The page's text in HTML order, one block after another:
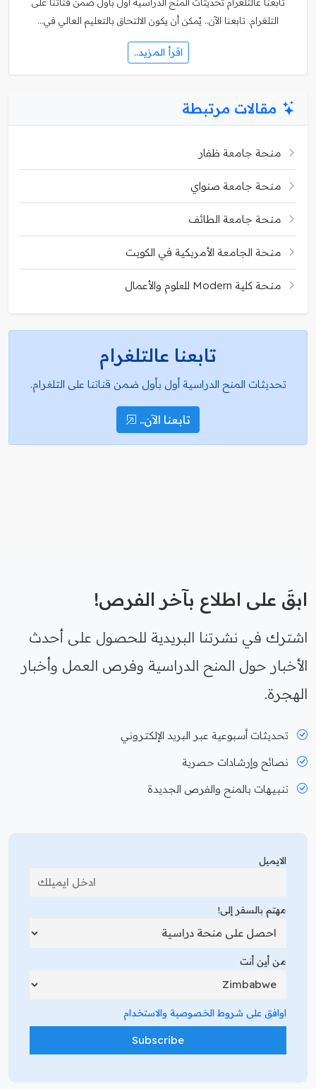
التلغرام. تابعنا الآن.. يُمكن أن يكون الالتحاق بالتعليم العالي في…
اقرأ المزيد..
مقالات مرتبطة
منحة جامعة ظفار
منحة جامعة صنواي
منحة جامعة الطائف
منحة الجامعة الأمريكية في الكويت
منحة كلية Modern للعلوم والأعمال
تابعنا عالتلغرام
تحديثات المنح الدراسية أول بأول ضمن قناتنا على التلغرام.
تابعنا الآن..
ابقَ على اطلاع بآخر الفرص!
اشترك في نشرتنا البريدية للحصول على أحدث
الأخبار حول المنح الدراسية وفرص العمل وأخبار
الهجرة.
تحديثات أسبوعية عبر البريد الإلكتروني
نصائح وإرشادات حصرية
تنبيهات بالمنح والفرص الجديدة
الايميل
مهتم بالسفر إلى!
من أين أنت
اوافق على شروط الخصوصية والاستخدام